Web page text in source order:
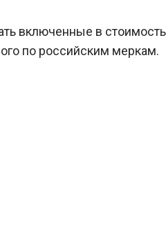
включенные в
по российским меркам.